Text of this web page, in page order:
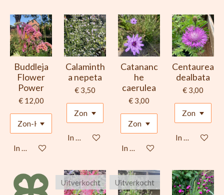
Buddleja
Flower
Power
€ 12,00
In winkelwagen
Calaminth
a nepeta
€ 3,50
In winkelwagen
Catananc
he
caerulea
€ 3,00
In winkelwagen
Centaurea
dealbata
€ 3,00
In
Uitverkocht Uitverkocht